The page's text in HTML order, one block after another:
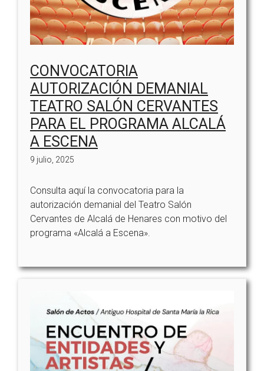
CONVOCATORIA
AUTORIZACIÓN DEMANIAL
TEATRO SALÓN CERVANTES
PARA EL PROGRAMA ALCALÁ
A ESCENA
9 julio, 2025
Consulta aquí la convocatoria para la
autorización demanial del Teatro Salón
Cervantes de Alcalá de Henares con motivo del
programa «Alcalá a Escena».